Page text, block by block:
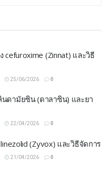
cefuroxime (Zinnat) และวิธี
25/06/2026 0
นดามัยซิน (ดาลาซิน) และยา
22/04/2026 0
(Zyvox) และวิธีจัดการ
21/04/2026 0